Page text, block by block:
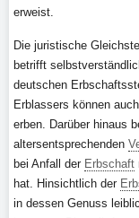
erweist.
Die juristische
betrifft
deutschen
Erblassers können
erben. Darüber hinaus
altersentsprechenden
bei Anfall der Erbschaft
hat. Hinsichtlich der
in dessen Genuss